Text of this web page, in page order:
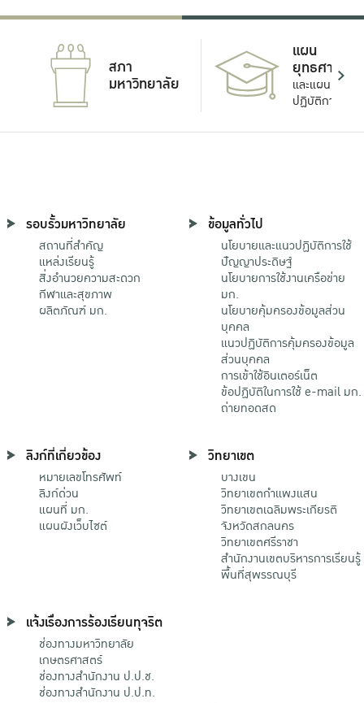
สภา
มหาวิทยาลัย
แผน
ยุทธศาสตร์
และแผน
ปฏิบัติการ
รอบรั้วมหาวิทยาลัย
สถานที่สำคัญ
แหล่งเรียนรู้
สิ่งอำนวยความสะดวก
กีฬาและสุขภาพ
ผลิตภัณฑ์ มก.
ข้อมูลทั่วไป
นโยบายและแนวปฏิบัติการใช้
ปัญญาประดิษฐ์
นโยบายการใช้งานเครือข่าย
มก.
นโยบายคุ้มครองข้อมูลส่วน
บุคคล
แนวปฏิบัติการคุ้มครองข้อมูล
ส่วนบุคคล
การเข้าใช้อินเตอร์เน็ต
ข้อปฏิบัติในการใช้ e-mail มก.
ถ่ายทอดสด
ลิงก์ที่เกี่ยวข้อง
หมายเลขโทรศัพท์
ลิงก์ด่วน
แผนที่ มก.
แผนผังเว็บไซต์
วิทยาเขต
บางเขน
วิทยาเขตกําแพงแสน
วิทยาเขตเฉลิมพระเกียรติ
จังหวัดสกลนคร
วิทยาเขตศรีราชา
สำนักงานเขตบริหารการเรียนรู้
พื้นที่สุพรรณบุรี
แจ้งเรื่องการร้องเรียนทุจริต
ช่องทางมหาวิทยาลัย
เกษตรศาสตร์
ช่องทางสำนักงาน ป.ป.ช.
ช่องทางสำนักงาน ป.ป.ท.